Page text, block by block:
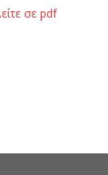
σε pdf